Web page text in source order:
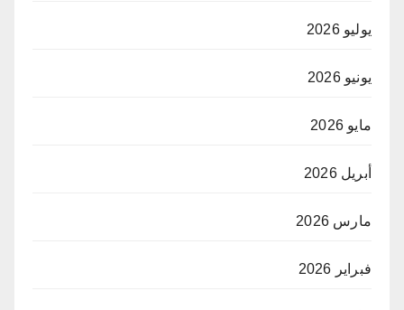
يوليو 2026
يونيو 2026
مايو 2026
أبريل 2026
مارس 2026
فبراير 2026